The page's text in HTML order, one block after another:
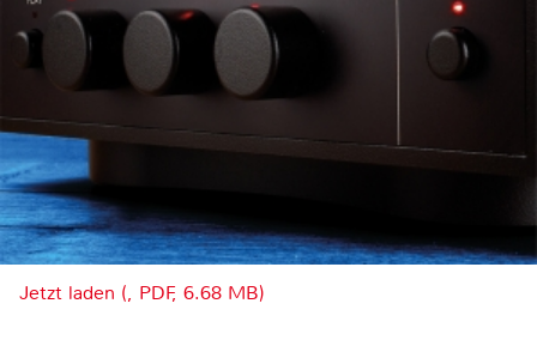
Jetzt laden (, PDF, 6.68 MB)